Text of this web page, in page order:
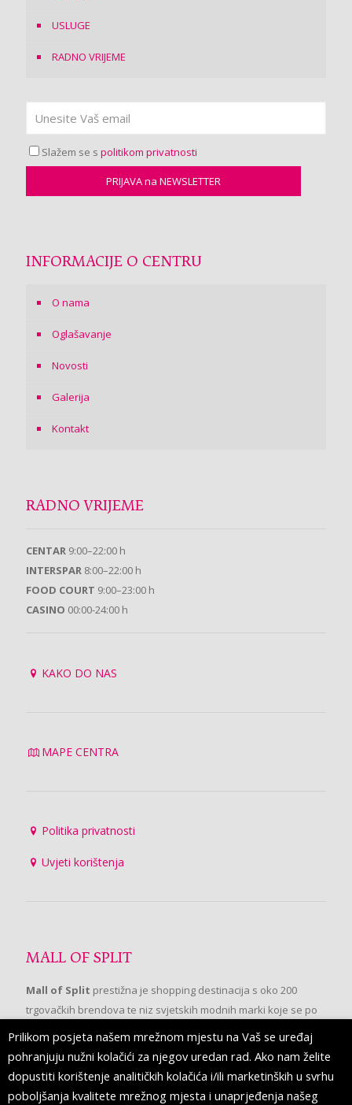
USLUGE
RADNO VRIJEME
Slažem se s politikom privatnosti
INFORMACIJE O CENTRU
O nama
Oglašavanje
Novosti
Galerija
Kontakt
RADNO VRIJEME
CENTAR 9:00–22:00 h
INTERSPAR 8:00–22:00 h
FOOD COURT 9:00–23:00 h
CASINO 00:00-24:00 h
KAKO DO NAS
MAPE CENTRA
Politika privatnosti
Uvjeti korištenja
MALL OF SPLIT
Mall of Split prestižna je shopping destinacija s oko 200
trgovačkih brendova te niz svjetskih modnih marki koje se po
prvi put pojavljuju u Splitu.
PRATITE NAS
Prilikom posjeta našem mrežnom mjestu na Vaš se uređaj
pohranjuju nužni kolačići za njegov uredan rad. Ako nam želite
dopustiti korištenje analitičkih kolačića i/ili marketinških u svrhu
poboljšanja kvalitete mrežnog mjesta i unaprjeđenja našeg